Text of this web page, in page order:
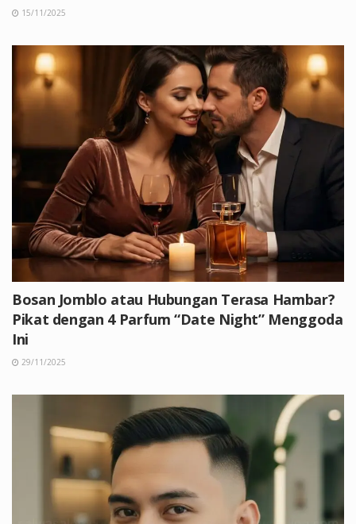
15/11/2025
Bosan Jomblo atau Hubungan Terasa Hambar?
Pikat dengan 4 Parfum “Date Night” Menggoda
Ini
29/11/2025